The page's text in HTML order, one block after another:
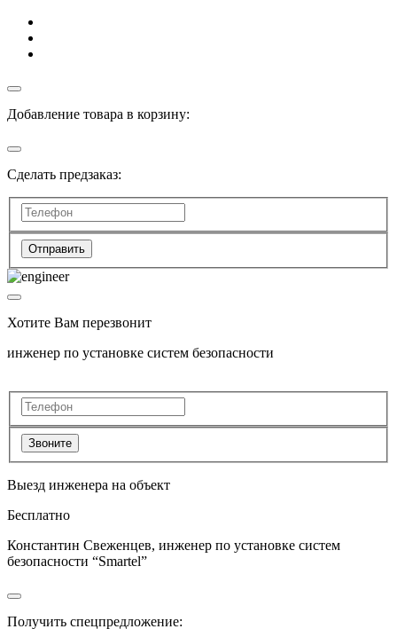
Добавление товара в корзину:
Сделать предзаказ:
Отправить
Хотите Вам перезвонит
инженер по установке систем безопасности
Звоните
Выезд инженера на объект
Бесплатно
Константин Свеженцев, инженер по установке систем
безопасности “Smartel”
Получить спецпредложение: